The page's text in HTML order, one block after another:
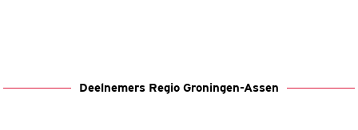
Deelnemers Regio Groningen-Assen